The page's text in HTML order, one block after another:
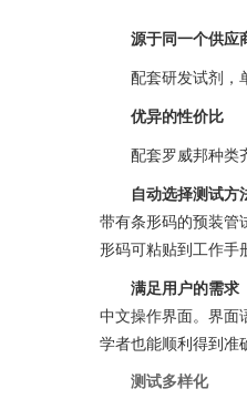
源于同一个供应
配套研发试剂，
优异的性价比
配套罗威邦种类
自动选择测试方
带有条形码的预装管
形码可粘贴到工作手
满足用户的需求
中文操作界面。界面
学者也能顺利得到准
测试多样化